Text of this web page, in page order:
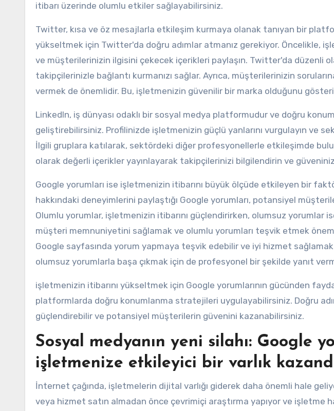
itibarı üzerinde olumlu etkiler sağlayabilirsiniz.
Twitter, kısa ve öz mesajlarla etkileşim kurmaya olanak tanıyan bir
yükseltmek için Twitter'da doğru adımlar atmanız gerekiyor. Öncelikle,
ve müşterilerinizin ilgisini çekecek içerikleri paylaşın. Twitter'da düzenli
takipçilerinizle bağlantı kurmanızı sağlar. Ayrıca, müşterilerinizin
vermek de önemlidir. Bu, işletmenizin güvenilir bir marka olduğunu
LinkedIn, iş dünyası odaklı bir sosyal medya platformudur ve doğru
geliştirebilirsiniz. Profilinizde işletmenizin güçlü yanlarını vurgulayın ve
İlgili gruplara katılarak, sektördeki diğer profesyonellerle etkileşimde
olarak değerli içerikler yayınlayarak takipçilerinizi bilgilendirin ve
Google yorumları ise işletmenizin itibarını büyük ölçüde etkileyen bir
hakkındaki deneyimlerini paylaştığı Google yorumları, potansiyel
Olumlu yorumlar, işletmenizin itibarını güçlendirirken, olumsuz yorumlar
müşteri memnuniyetini sağlamak ve olumlu yorumları teşvik etmek
Google sayfasında yorum yapmaya teşvik edebilir ve iyi hizmet
olumsuz yorumlarla başa çıkmak için de profesyonel bir şekilde yanıt
işletmenizin itibarını yükseltmek için Google yorumlarının gücünden
platformlarda doğru konumlanma stratejileri uygulayabilirsiniz. Doğru
güçlendirebilir ve potansiyel müşterilerin güvenini kazanabilirsiniz.
Sosyal medyanın yeni silahı: Google
işletmenize etkileyici bir varlık
İnternet çağında, işletmelerin dijital varlığı giderek daha önemli hale
veya hizmet satın almadan önce çevrimiçi araştırma yapıyor ve işletme